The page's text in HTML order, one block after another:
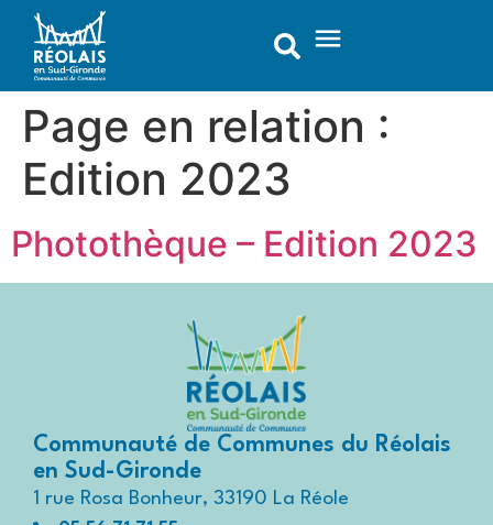
principal
Page en relation :
Edition 2023
Photothèque – Edition 2023
Communauté de Communes du Réolais
en Sud-Gironde
1 rue Rosa Bonheur, 33190 La Réole